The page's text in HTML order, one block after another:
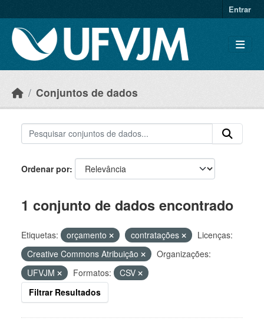
Entrar
Conjuntos de dados
Ordenar por
1 conjunto de dados encontrado
Etiquetas: orçamento contratações
Licenças:
Creative Commons Atribuição
Organizações:
UFVJM
Formatos:
CSV
Filtrar Resultados